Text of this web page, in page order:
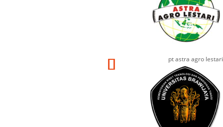
pt astra agro lestari